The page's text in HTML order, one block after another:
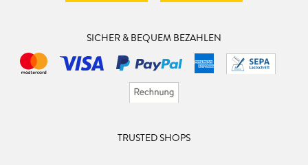
SICHER & BEQUEM BEZAHLEN
TRUSTED SHOPS